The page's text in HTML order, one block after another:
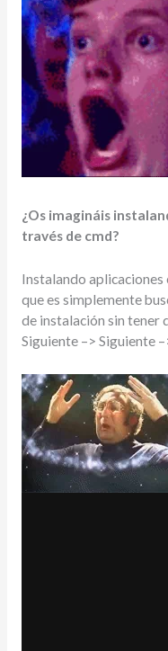
¿Os imagináis
través de cmd?
Instalando
que es simplemente
de instalación sin tener
Siguiente –> Siguiente